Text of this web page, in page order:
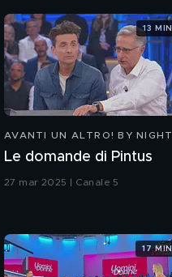
AVANTI UN ALTRO! BY NIGHT
Le domande di Pintus
27 mar 2025 | Canale 5
13 MIN
17 MIN